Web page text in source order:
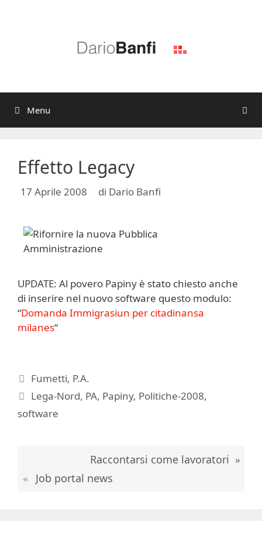
Menu
Effetto Legacy
17 Aprile 2008 di Dario Banfi
UPDATE: Al povero Papiny è stato chiesto anche
di inserire nel nuovo software questo modulo:
“Domanda Immigrasiun per citadinansa
milanes“
Categorie
Fumetti, P.A.
Tag
Lega-Nord, PA, Papiny, Politiche-2008,
software
Raccontarsi come lavoratori
Job portal news